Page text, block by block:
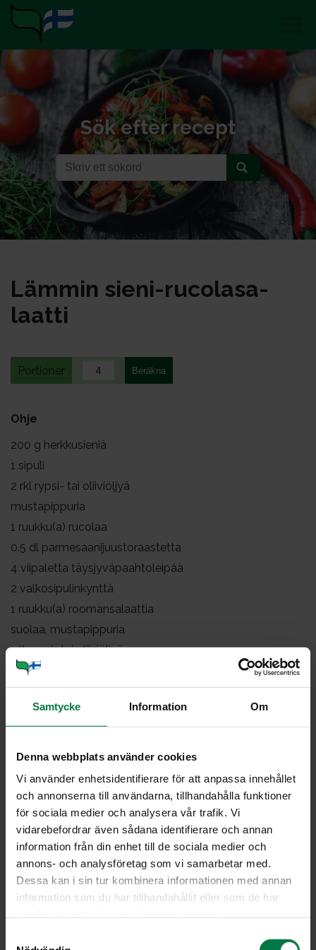
Samtycke Information Om
Denna webbplats använder cookies
Vi använder enhetsidentifierare för att anpassa innehållet
och annonserna till användarna, tillhandahålla funktioner
för sociala medier och analysera vår trafik. Vi
vidarebefordrar även sådana identifierare och annan
information från din enhet till de sociala medier och
annons- och analysföretag som vi samarbetar med.
Dessa kan i sin tur kombinera informationen med annan
information som du har tillhandahållit eller som de har
Sök efter recept
Läm­min sie­ni-ru­co­la­sa­
laat­ti
Portioner
Ohje
200 g herkkusieniä
1 sipuli
2 rkl rypsi- tai oliiviöljyä
mustapippuria
1 ruukku(a) rucolaa
0.5 dl parmesaanijuustoraastetta
4 viipaletta täysjyväpaahtoleipää
2 valkosipulinkynttä
1 ruukku(a) roomansalaattia
suolaa, mustapippuria
1tl rypsi- tai oliiviöljyä
Lisäksi
dl kevytranskankermaa
1pieni punasipuli
Viipaloi herkkusienet ja hienonna sipulit. Kuumenna
öljytilkka paistinpannussa ja kuullota sipuli. Lisää
herkkusienet joukkoon ja kuumenna nekin. Mausta
pippurilla. Lisää pannulle muutamaan osaan revityt
rucolanlehdet ja raasta päälle parmesaania. Sekoita
vain kevyesti ja ota pannu pois levyltä.
Paahda leipäviipaleet. Hiero kuorittua
valkosipulinkynttä rapeaksi paahtuneen leivän pintaan.